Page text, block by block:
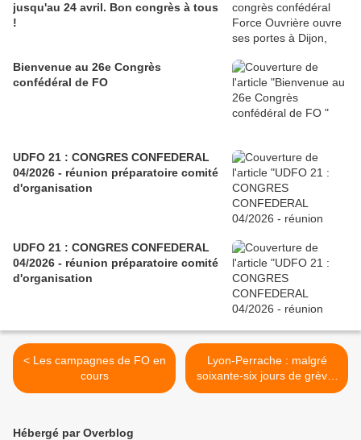
jusqu'au 24 avril. Bon congrès à tous
!
Bienvenue au 26e Congrès
confédéral de FO
UDFO 21 : CONGRES CONFEDERAL
04/2026 - réunion préparatoire comité
d'organisation
UDFO 21 : CONGRES CONFEDERAL
04/2026 - réunion préparatoire comité
d'organisation
< Les campagnes de FO en
cours
Lyon-Perrache : malgré
soixante-six jours de grève,
pas d’éclaircie pour les
Hébergé par Overblog